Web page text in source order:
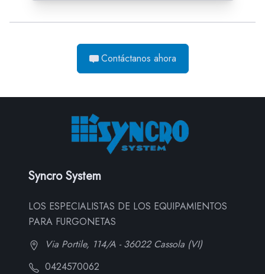
Contáctanos ahora
Syncro System
LOS ESPECIALISTAS DE LOS EQUIPAMIENTOS
PARA FURGONETAS
Via Portile, 114/A - 36022 Cassola (VI)
0424570062